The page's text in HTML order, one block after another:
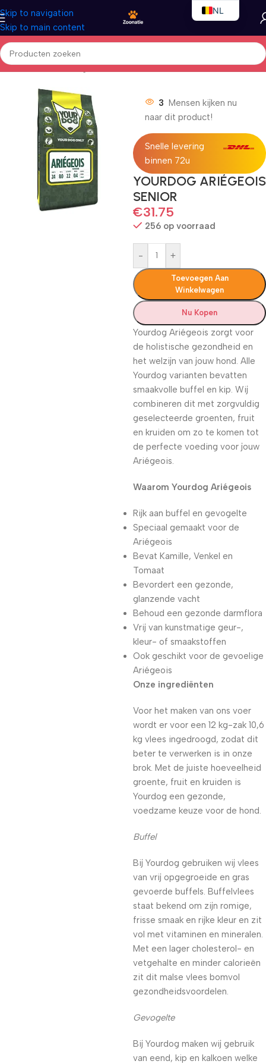
Skip to navigation
Skip to main content
Home/Honden/Droogvoer
3 Mensen kijken nu
naar dit product!
Snelle levering
binnen 72u
YOURDOG ARIÉGEOIS
SENIOR
€31.75
256 op voorraad
- +
Toevoegen Aan
Winkelwagen
Nu Kopen
Yourdog Ariégeois zorgt voor
de holistische gezondheid en
het welzijn van jouw hond. Alle
Yourdog varianten bevatten
smaakvolle buffel en kip. Wij
combineren dit met zorgvuldig
geselecteerde groenten, fruit
en kruiden om zo te komen tot
de perfecte voeding voor jouw
Ariégeois.
Waarom Yourdog Ariégeois
Rijk aan buffel en gevogelte
Speciaal gemaakt voor de
Ariégeois
Bevat Kamille, Venkel en
Tomaat
Bevordert een gezonde,
glanzende vacht
Behoud een gezonde darmflora
Vrij van kunstmatige geur-,
kleur- of smaakstoffen
Ook geschikt voor de gevoelige
Ariégeois
Onze ingrediënten
Voor het maken van ons voer
wordt er voor een 12 kg-zak 10,6
kg vlees ingedroogd, zodat dit
beter te verwerken is in onze
brok. Met de juiste hoeveelheid
groente, fruit en kruiden is
Yourdog een gezonde,
voedzame keuze voor de hond.
Buffel
Bij Yourdog gebruiken wij vlees
van vrij opgegroeide en gras
gevoerde buffels. Buffelvlees
staat bekend om zijn romige,
frisse smaak en rijke kleur en zit
vol met vitaminen en mineralen.
Met een lager cholesterol- en
vetgehalte en minder calorieën
zit dit malse vlees bomvol
gezondheidsvoordelen.
Gevogelte
Bij Yourdog maken wij gebruik
van eend, kip en kalkoen welke
NL